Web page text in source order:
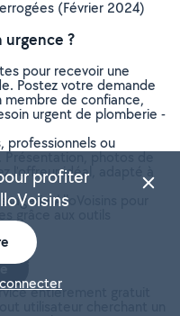
(Février 2024)
urgence ?
pour recevoir une
Postez votre demande
membre de confiance,
urgent de plomberie -
professionnels ou
photos de
l'offreur idéal, adapté à
AlloVoisins pour
grâce aux outils
?
entièrement gratuit
profiter